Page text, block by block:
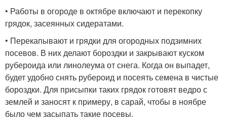
• Работы в огороде в октябре включают и перекопку
грядок, засеянных сидератами.
• Перекапывают и грядки для огородных подзимних
посевов. В них делают бороздки и закрывают куском
рубероида или линолеума от снега. Когда он выпадет,
будет удобно снять рубероид и посеять семена в чистые
бороздки. Для присыпки таких грядок готовят ведро с
землей и заносят к примеру, в сарай, чтобы в ноябре
было чем засыпать такие посевы.